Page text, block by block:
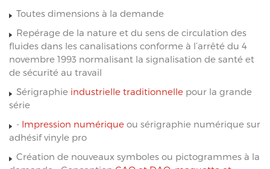
Toutes dimensions à la demande
Repérage de la nature et du sens de circulation des
fluides dans les canalisations conforme à l’arrêté du 4
novembre 1993 normalisant la signalisation de santé et
de sécurité au travail
Sérigraphie industrielle traditionnelle pour la grande
série
- Impression numérique ou sérigraphie numérique sur
adhésif vinyle pro
Création de nouveaux symboles ou pictogrammes à la